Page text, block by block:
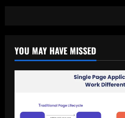
YOU MAY HAVE MISSED